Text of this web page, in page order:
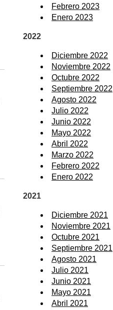
Febrero 2023
Enero 2023
2022
Diciembre 2022
Noviembre 2022
Octubre 2022
Septiembre 2022
Agosto 2022
Julio 2022
Junio 2022
Mayo 2022
Abril 2022
Marzo 2022
Febrero 2022
Enero 2022
2021
Diciembre 2021
Noviembre 2021
Octubre 2021
Septiembre 2021
Agosto 2021
Julio 2021
Junio 2021
Mayo 2021
Abril 2021